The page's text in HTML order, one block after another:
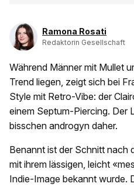
Ramona Rosati
Redaktorin Gesellschaft
Während Männer mit Mullet
Trend liegen, zeigt sich bei
Style mit Retro-Vibe: der
einem Septum-Piercing. Der
bisschen androgyn daher.
Benannt ist der Schnitt nach
mit ihrem lässigen, leicht
Indie-Image bekannt wurde.